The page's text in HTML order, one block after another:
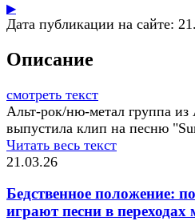
▶
Дата публикации на сайте:
Описание
смотреть текст
Альт-рок/ню-метал группа из
выпустила клип на песню
Читать весь текст
21.03.26
Бедственное положение:
играют песни в переходах